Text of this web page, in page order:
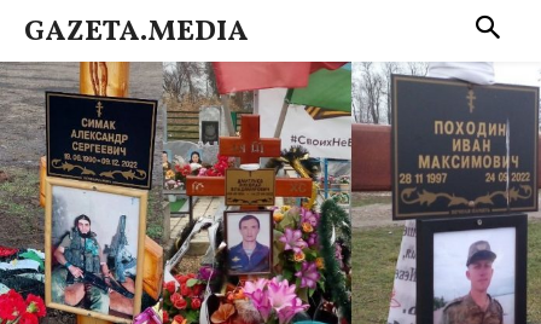
GAZETA.MEDIA